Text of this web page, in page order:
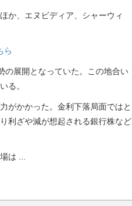
か、エヌビディア、シャーウィ
ら
の展開となっていた。この地合い
る。
がかかった。金利下落局面ではと
利ざや減が想起される銀行株など
は